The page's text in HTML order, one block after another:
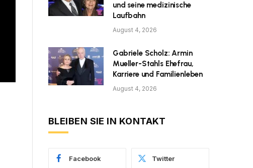
und seine medizinische
Laufbahn
August 4, 2026
Gabriele Scholz: Armin
Mueller-Stahls Ehefrau,
Karriere und Familienleben
August 4, 2026
BLEIBEN SIE IN KONTAKT
Facebook Twitter